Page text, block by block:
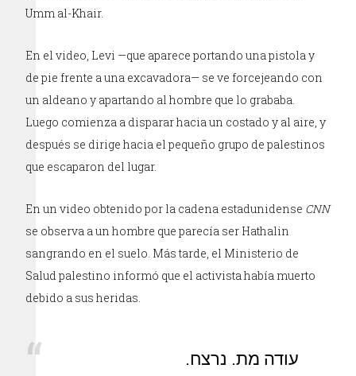
Umm al-Khair.
En el video, Levi —que aparece portando una pistola y
de pie frente a una excavadora— se ve forcejeando con
un aldeano y apartando al hombre que lo grababa.
Luego comienza a disparar hacia un costado y al aire, y
después se dirige hacia el pequeño grupo de palestinos
que escaparon del lugar.
En un video obtenido por la cadena estadunidense CNN
se observa a un hombre que parecía ser Hathalin
sangrando en el suelo. Más tarde, el Ministerio de
Salud palestino informó que el activista había muerto
debido a sus heridas.
עודה מת. נרצח.